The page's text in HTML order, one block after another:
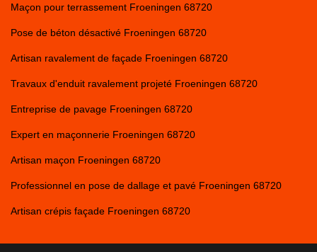
Maçon pour terrassement Froeningen 68720
Pose de béton désactivé Froeningen 68720
Artisan ravalement de façade Froeningen 68720
Travaux d'enduit ravalement projeté Froeningen 68720
Entreprise de pavage Froeningen 68720
Expert en maçonnerie Froeningen 68720
Artisan maçon Froeningen 68720
Professionnel en pose de dallage et pavé Froeningen 68720
Artisan crépis façade Froeningen 68720